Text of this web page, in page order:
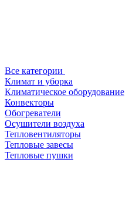
Все категории
Климат и уборка
Климатическое оборудование
Конвекторы
Обогреватели
Осушители воздуха
Тепловентиляторы
Тепловые завесы
Тепловые пушки